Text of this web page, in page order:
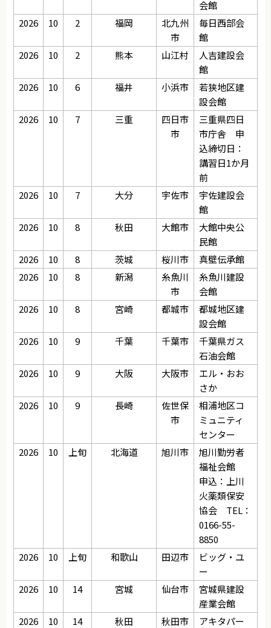
会館
2026
10 2 福岡
北九州
市
毎日西部会
館
2026
10 2 熊本 山江村
人吉建設会
館
2026
10 6 福井 小浜市
若狭地区建
設会館
2026
10 7 三重
四日市
市
三重県四日
市庁舎 申
込締切日：
講習日1か月
前
2026
10 7 大分 宇佐市
宇佐建設会
館
2026
10 8 秋田 大館市
大館中央公
民館
2026
10 8 茨城 桜川市
真壁伝承館
2026
10 8 新潟
糸魚川
市
糸魚川建設
会館
2026
10 8 宮崎 都城市
都城地区建
設会館
2026
10 9 千葉 千葉市
千葉県ガス
石油会館
2026
10 9 大阪 大阪市
エル・おお
さか
2026
10 9 長崎
佐世保
市
相浦地区コ
ミュニティ
センター
2026
10 上旬 北海道 旭川市
旭川勤労者
福祉会館
申込：上川
火薬類保安
協会 TEL：
0166-55-
8850
2026
10 上旬 和歌山 田辺市
ビッグ・ユ
ー
2026
10 14 宮城 仙台市
宮城県建設
産業会館
2026
10 14 秋田 秋田市
アキタパー